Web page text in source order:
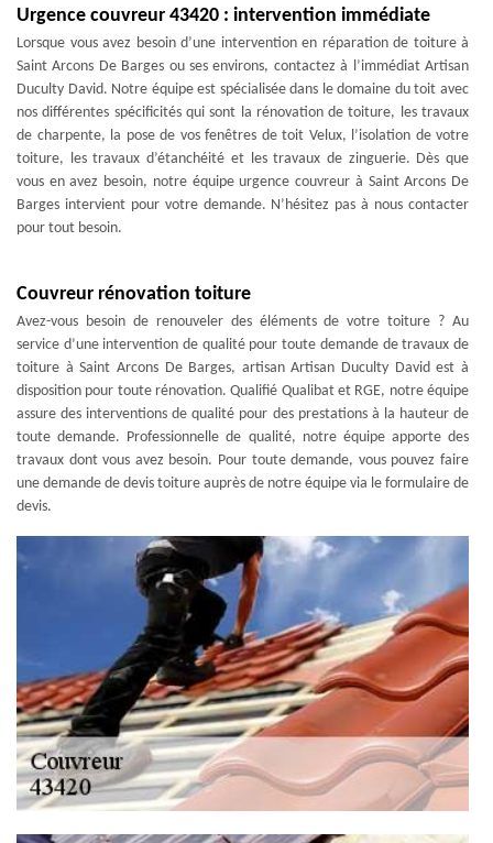
Urgence couvreur 43420 : intervention immédiate
Lorsque vous avez besoin d’une intervention en réparation de toiture à
Saint Arcons De Barges ou ses environs, contactez à l’immédiat Artisan
Duculty David. Notre équipe est spécialisée dans le domaine du toit avec
nos différentes spécificités qui sont la rénovation de toiture, les travaux
de charpente, la pose de vos fenêtres de toit Velux, l’isolation de votre
toiture, les travaux d’étanchéité et les travaux de zinguerie. Dès que
vous en avez besoin, notre équipe urgence couvreur à Saint Arcons De
Barges intervient pour votre demande. N’hésitez pas à nous contacter
pour tout besoin.
Couvreur rénovation toiture
Avez-vous besoin de renouveler des éléments de votre toiture ? Au
service d’une intervention de qualité pour toute demande de travaux de
toiture à Saint Arcons De Barges, artisan Artisan Duculty David est à
disposition pour toute rénovation. Qualifié Qualibat et RGE, notre équipe
assure des interventions de qualité pour des prestations à la hauteur de
toute demande. Professionnelle de qualité, notre équipe apporte des
travaux dont vous avez besoin. Pour toute demande, vous pouvez faire
une demande de devis toiture auprès de notre équipe via le formulaire de
devis.